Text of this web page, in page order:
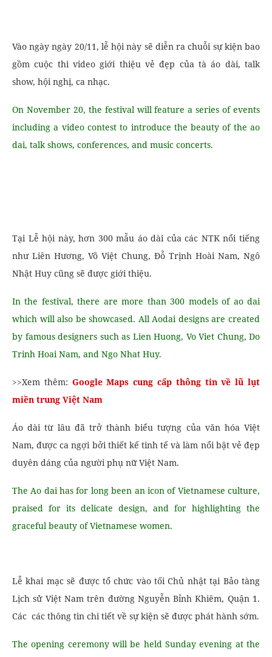
Vào ngày ngày 20/11, lễ hội này sẽ diễn ra chuỗi sự kiện bao
gồm cuộc thi video giới thiệu vẻ đẹp của tà áo dài, talk
show, hội nghị, ca nhạc.
On November 20, the festival will feature a series of events
including a video contest to introduce the beauty of the ao
dai, talk shows, conferences, and music concerts.
Tại Lễ hội này, hơn 300 mẫu áo dài của các NTK nổi tiếng
như Liên Hương, Võ Việt Chung, Đỗ Trịnh Hoài Nam, Ngô
Nhật Huy cũng sẽ được giới thiệu.
In the festival, there are more than 300 models of ao dai
which will also be showcased. All Aodai designs are created
by famous designers such as Lien Huong, Vo Viet Chung, Do
Trinh Hoai Nam, and Ngo Nhat Huy.
>>Xem thêm: Google Maps cung cấp thông tin về lũ lụt
miền trung Việt Nam
Áo dài từ lâu đã trở thành biểu tượng của văn hóa Việt
Nam, được ca ngợi bởi thiết kế tinh tế và làm nổi bật vẻ đẹp
duyên dáng của người phụ nữ Việt Nam.
The Ao dai has for long been an icon of Vietnamese culture,
praised for its delicate design, and for highlighting the
graceful beauty of Vietnamese women.
Lễ khai mạc sẽ được tổ chức vào tối Chủ nhật tại Bảo tàng
Lịch sử Việt Nam trên đường Nguyễn Bỉnh Khiêm, Quận 1.
Các các thông tin chi tiết về sự kiện sẽ được phát hành sớm.
The opening ceremony will be held Sunday evening at the